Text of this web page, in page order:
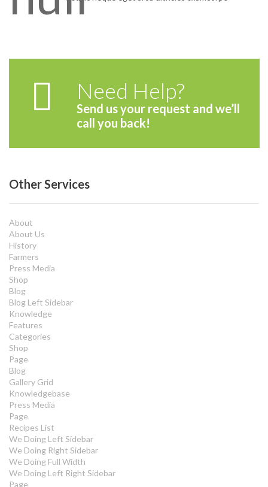
Need Help?
Send us your request and we’ll
call you back!
Other Services
About
About Us
History
Farmers
Press Media
Shop
Blog
Blog Left Sidebar
Knowledge
Features
Categories
Shop
Page
Blog
Gallery Grid
Knowledgebase
Press Media
Page
Recipes List
We Doing Left Sidebar
We Doing Right Sidebar
We Doing Full Width
We Doing Left Right Sidebar
Page